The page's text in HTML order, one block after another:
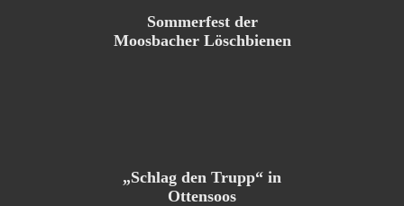
Sommerfest der
Moosbacher Löschbienen
„Schlag den Trupp“ in
Ottensoos